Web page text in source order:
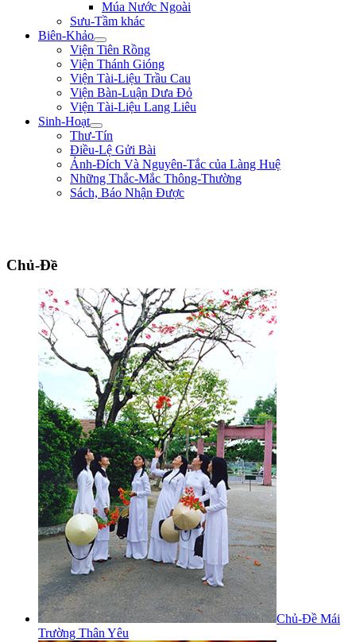
Múa Nước Ngoài
Sưu-Tầm khác
Biên-Khảo
Viện Tiên Rồng
Viện Thánh Gióng
Viện Tài-Liệu Trầu Cau
Viện Bàn-Luận Dưa Đỏ
Viện Tài-Liệu Lang Liêu
Sinh-Hoạt
Thư-Tín
Điều-Lệ Gửi Bài
Ảnh-Đích Và Nguyên-Tắc của Làng Huệ
Những Thắc-Mắc Thông-Thường
Sách, Báo Nhận Được
Chủ-Đề
Chủ-Đề Mái
Trường Thân Yêu